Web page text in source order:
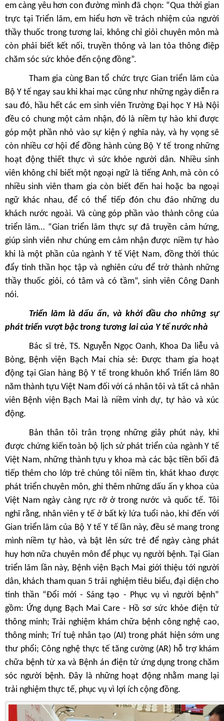
em càng yêu hơn con đường mình đã chọn: “Qua thời gian
trực tại Triển lãm, em hiểu hơn về trách nhiệm của người
thầy thuốc trong tương lai, không chỉ giỏi chuyên môn mà
còn phải biết kết nối, truyền thông và lan tỏa thông điệp
chăm sóc sức khỏe đến cộng đồng”.
Tham gia cùng Ban tổ chức trực Gian triển lãm của
Bộ Y tế ngay sau khi khai mạc cũng như những ngày diễn ra
sau đó, hầu hết các em sinh viên Trường Đại học Y Hà Nội
đều có chung một cảm nhận, đó là niềm tự hào khi được
góp một phần nhỏ vào sự kiện ý nghĩa này, và hy vọng sẽ
còn nhiều cơ hội để đồng hành cùng Bộ Y tế trong những
hoạt động thiết thực vì sức khỏe người dân. Nhiều sinh
viên không chỉ biết một ngoại ngữ là tiếng Anh, mà còn có
nhiều sinh viên tham gia còn biết đến hai hoặc ba ngoại
ngữ khác nhau, để có thể tiếp đón chu đáo những du
khách nước ngoài. Và cùng góp phần vào thành công của
triển lãm… “Gian triển lãm thực sự đã truyền cảm hứng,
giúp sinh viên như chúng em cảm nhận được niềm tự hào
khi là một phần của ngành Y tế Việt Nam, đồng thời thúc
đẩy tinh thần học tập và nghiên cứu để trở thành những
thầy thuốc giỏi, có tâm và có tầm”, sinh viên Công Danh
nói.
Triển lãm là dấu ấn, và khởi đầu cho những sự
phát triển vượt bậc trong tương lai của Y tế nước nhà
Bác sĩ trẻ, TS. Nguyễn Ngọc Oanh, Khoa Da liễu và
Bỏng, Bệnh viện Bạch Mai chia sẻ: Được tham gia hoạt
động tại Gian hàng Bộ Y tế trong khuôn khổ Triển lãm 80
năm thành tựu Việt Nam đối với cá nhân tôi và tất cả nhân
viên Bệnh viện Bạch Mai là niềm vinh dự, tự hào và xúc
động.
Bản thân tôi trân trọng những giây phút này, khi
được chứng kiến toàn bộ lịch sử phát triển của ngành Y tế
Việt Nam, những thành tựu y khoa mà các bậc tiền bối đã
tiếp thêm cho lớp trẻ chúng tôi niềm tin, khát khao được
phát triển chuyên môn, ghi thêm những dấu ấn y khoa của
Việt Nam ngày càng rực rỡ ở trong nước và quốc tế. Tôi
nghĩ rằng, nhân viên y tế ở bất kỳ lứa tuổi nào, khi đến với
Gian triển lãm của Bộ Y tế Y tế lần này, đều sẽ mang trong
mình niềm tự hào, và bật lên sức trẻ để ngày càng phát
huy hơn nữa chuyên môn để phục vụ người bệnh. Tại Gian
triển lãm lần này, Bệnh viện Bạch Mai giới thiệu tới người
dân, khách tham quan 5 trải nghiệm tiêu biểu, đại diện cho
tinh thần “Đổi mới - Sáng tạo - Phục vụ vì người bệnh”
gồm: Ứng dụng Bạch Mai Care - Hồ sơ sức khỏe điện tử
thông minh; Trải nghiệm khám chữa bệnh công nghệ cao,
thông minh; Trí tuệ nhân tạo (AI) trong phát hiện sớm ung
thư phổi; Công nghệ thực tế tăng cường (AR) hỗ trợ khám
chữa bệnh từ xa và Bệnh án điện tử ứng dụng trong chăm
sóc người bệnh. Đây là những hoạt động nhằm mang lại
trải nghiệm thực tế, phục vụ vì lợi ích cộng đồng.